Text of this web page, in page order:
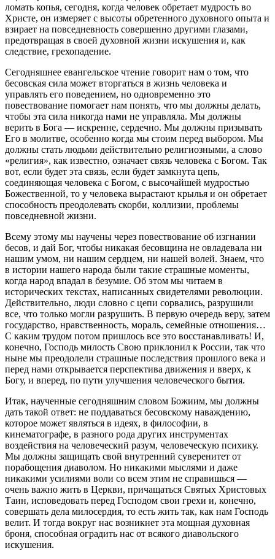
ломать копья, сегодня, когда человек обретает мудрость во
Христе, он измеряет с высоты обретенного духовного опыта и
взирает на повседневность совершенно другими глазами,
предотвращая в своей духовной жизни искушения и, как
следствие, грехопадение.
Сегодняшнее евангельское чтение говорит нам о том, что
бесовская сила может вторгаться в жизнь человека и
управлять его поведением, но одновременно это
повествование помогает нам понять, что мы должны делать,
чтобы эта сила никогда нами не управляла. Мы должны
верить в Бога — искренне, сердечно. Мы должны призывать
Его в молитве, особенно когда мы стоим перед выбором. Мы
должны стать людьми действительно религиозными, а слово
«религия», как известно, означает связь человека с Богом. Так
вот, если будет эта связь, если будет замкнута цепь,
соединяющая человека с Богом, с высочайшей мудростью
Божественной, то у человека вырастают крылья и он обретает
способность преодолевать скорби, коллизии, проблемы
повседневной жизни.
Всему этому мы научены через повествование об изгнании
бесов, и дай Бог, чтобы никакая бесовщина не овладевала ни
нашим умом, ни нашим сердцем, ни нашей волей. Знаем, что
в истории нашего народа были такие страшные моменты,
когда народ впадал в безумие. Об этом мы читаем в
исторических текстах, написанных свидетелями революции.
Действительно, люди словно с цепи сорвались, разрушили
все, что только могли разрушить. В первую очередь веру, затем
государство, нравственность, мораль, семейные отношения…
С каким трудом потом пришлось все это восстанавливать! И,
конечно, Господь милость Свою приклонил к России, так что
ныне мы преодолели страшные последствия прошлого века и
перед нами открывается перспектива движения и вверх, к
Богу, и вперед, по пути улучшения человеческого бытия.
Итак, наученные сегодняшним словом Божиим, мы должны
дать такой ответ: не поддаваться бесовскому наваждению,
которое может являться в идеях, в философии, в
кинематографе, в разного рода других инструментах
воздействия на человеческий разум, человеческую психику.
Мы должны защищать свой внутренний суверенитет от
порабощения диаволом. Но никакими мыслями и даже
никакими усилиями воли со всем этим не справишься —
очень важно жить в Церкви, причащаться Святых Христовых
Таин, исповедовать перед Господом свои грехи и, конечно,
совершать дела милосердия, то есть жить так, как нам Господь
велит. И тогда вокруг нас возникнет эта мощная духовная
броня, способная оградить нас от всякого диавольского
искушения.